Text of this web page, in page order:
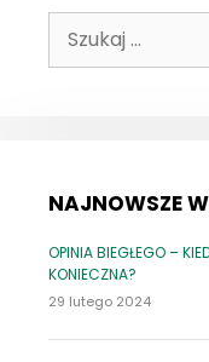
CZYLI
Szukaj:
NAJNOWSZE
OPINIA BIEGŁEGO –
KONIECZNA?
29 lutego 2024